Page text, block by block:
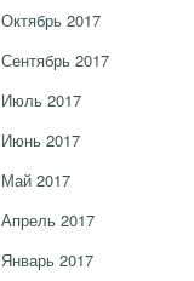
Октябрь 2017
Сентябрь 2017
Июль 2017
Июнь 2017
Май 2017
Апрель 2017
Январь 2017